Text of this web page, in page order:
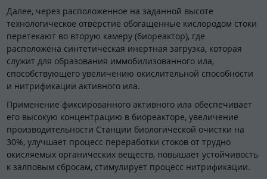
Далее, через расположенное на заданной высоте
технологическое отверстие обогащенные кислородом стоки
перетекают во вторую камеру (биореактор), где
расположена синтетическая инертная загрузка, которая
служит для образования иммобилизованного ила,
способствующего увеличению окислительной способности
и нитрификации активного ила.
Применение фиксированного активного ила обеспечивает
его высокую концентрацию в биореакторе, увеличение
производительности Станции биологической очистки на
30%, улучшает процесс переработки стоков от трудно
окисляемых органических веществ, повышает устойчивость
к залповым сбросам, стимулирует процесс нитрификации.